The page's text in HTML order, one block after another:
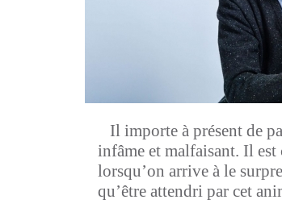
Il importe à présent de
infâme et malfaisant. Il
lorsqu’on arrive à le
qu’être attendri par cet